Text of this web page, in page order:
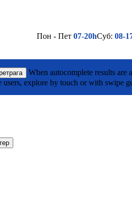
Пон - Пет 07-20hСуб: 08-
When autocomplete results
users, explore by touch or with swipe